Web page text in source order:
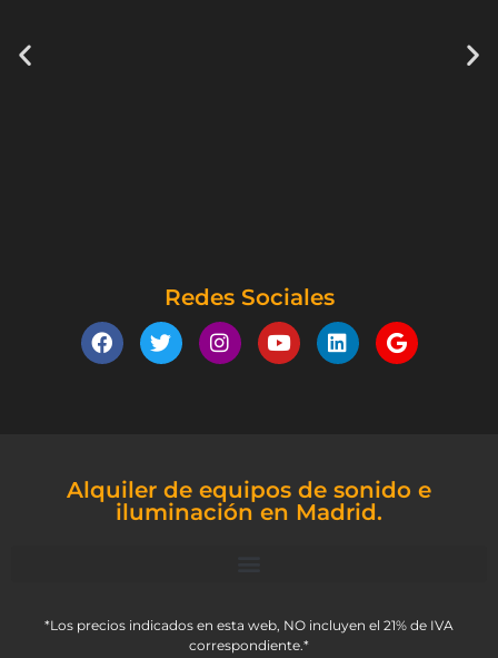
Redes Sociales
Alquiler de equipos de sonido e
iluminación en Madrid.
*Los precios indicados en esta web, NO incluyen el 21% de IVA
correspondiente.*